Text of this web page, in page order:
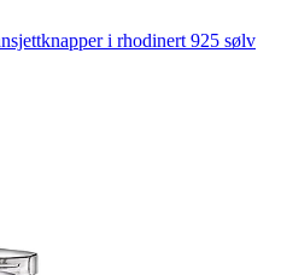
i rhodinert 925 sølv